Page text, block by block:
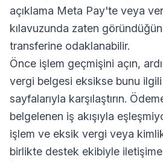
açıklama Meta Pay'te veya
kılavuzunda zaten
transferine odaklanabilir.
Önce işlem geçmişini açın,
vergi belgesi eksikse bunu
sayfalarıyla karşılaştırın.
belgelenen iş akışıyla
işlem ve eksik vergi veya kimlik
birlikte destek ekibiyle